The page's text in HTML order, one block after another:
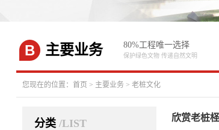
B 主要业务 80%工程唯一选择
保护绿色文物 传递自然文明
您现在的位置： 首页 > 主要业务 > 老桩文化
分类/LIST 欣赏老桩